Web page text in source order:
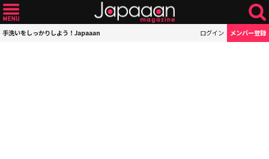
手洗いをしっかりしよう！Japaaan ログイン メンバー登録